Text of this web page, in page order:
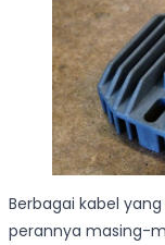
Berbagai kabel
perannya masing-